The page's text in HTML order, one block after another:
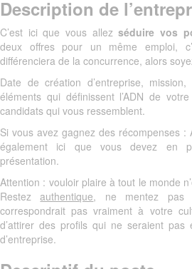
Description de
C’est ici que vous allezséduire vos
deux offres pour un même emploi,
différenciera de la concurrence, alors
Date de création d’entreprise,
éléments qui définissent l’ADN de
candidats qui vous ressemblent.
Si vous avez gagnez des récompenses :
également ici que vous devez en
présentation.
Attention : vouloir plaire à tout le monde
Restezauthentique, ne mentez pas
correspondrait pas vraiment à votre
d’attirer des profils qui ne seraient
d’entreprise.